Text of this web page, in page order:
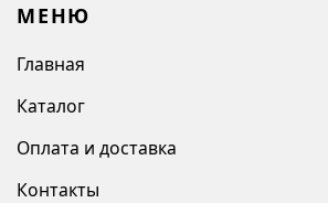
МЕНЮ
Главная
Каталог
Оплата и доставка
Контакты